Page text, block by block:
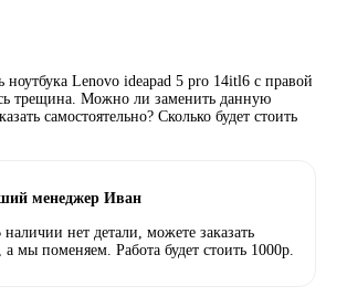
ноутбука Lenovo ideapad 5 pro 14itl6 с правой
трещина. Можно ли заменить данную
самостоятельно? Сколько будет стоить
менеджер Иван
нет детали, можете заказать
а мы поменяем. Работа будет стоить 1000р.